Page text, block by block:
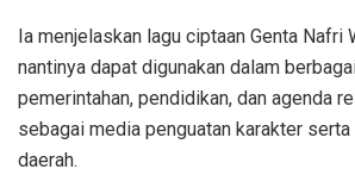
Ia menjelaskan lagu ciptaan Genta Nafri
nantinya dapat digunakan dalam
pemerintahan, pendidikan, dan agenda
sebagai media penguatan karakter
daerah.